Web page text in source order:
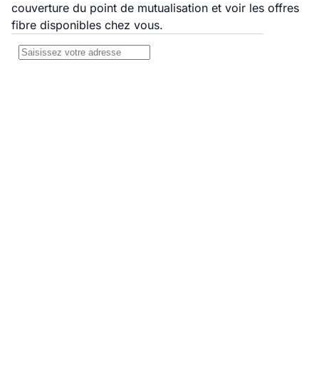
couverture du point de mutualisation et voir les offres
fibre disponibles chez vous.